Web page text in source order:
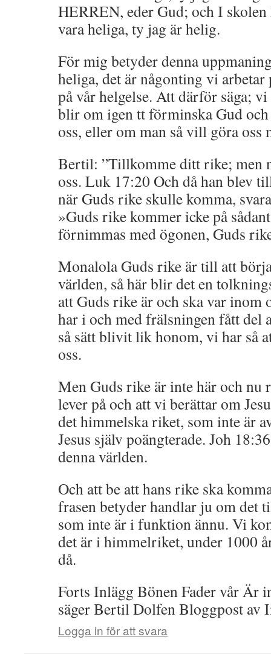
HERREN, eder Gud; och I
vara heliga, ty jag är helig.
För mig betyder denna
heliga, det är någonting vi
på vår helgelse. Att därför säga;
blir om igen tt förminska Gud
oss, eller om man så vill göra oss
Bertil: ”Tillkomme ditt rike; men
oss. Luk 17:20 Och då han blev
när Guds rike skulle komma,
»Guds rike kommer icke på
förnimmas med ögonen, Guds
Monalola Guds rike är till att
världen, så här blir det en
att Guds rike är och ska var inom
har i och med frälsningen fått del
så sätt blivit lik honom, vi har så
oss.
Men Guds rike är inte här och nu
lever på och att vi berättar om
det himmelska riket, som inte är
Jesus själv poängterade. Joh
denna världen.
Och att be att hans rike ska
frasen betyder handlar ju om det
som inte är i funktion ännu. Vi
det är i himmelriket, under 1000
då.
Forts Inlägg Bönen Fader vår Är
säger Bertil Dolfen Bloggpost av
Logga in för att svara